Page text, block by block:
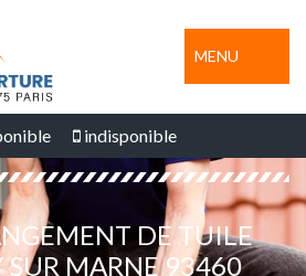
MENU
indisponible
DE TUILE
SUR MARNE 93460